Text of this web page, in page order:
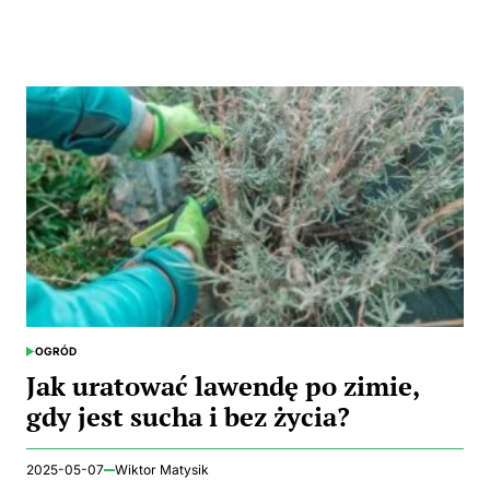
POSTED
OGRÓD
Jak uratować lawendę po zimie,
gdy jest sucha i bez życia?
2025-05-07 Wiktor Matysik